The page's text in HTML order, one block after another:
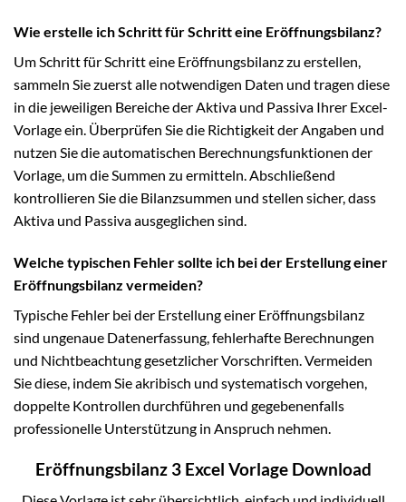
Wie erstelle ich Schritt für Schritt eine Eröffnungsbilanz?
Um Schritt für Schritt eine Eröffnungsbilanz zu erstellen,
sammeln Sie zuerst alle notwendigen Daten und tragen diese
in die jeweiligen Bereiche der Aktiva und Passiva Ihrer Excel-
Vorlage ein. Überprüfen Sie die Richtigkeit der Angaben und
nutzen Sie die automatischen Berechnungsfunktionen der
Vorlage, um die Summen zu ermitteln. Abschließend
kontrollieren Sie die Bilanzsummen und stellen sicher, dass
Aktiva und Passiva ausgeglichen sind.
Welche typischen Fehler sollte ich bei der Erstellung einer
Eröffnungsbilanz vermeiden?
Typische Fehler bei der Erstellung einer Eröffnungsbilanz
sind ungenaue Datenerfassung, fehlerhafte Berechnungen
und Nichtbeachtung gesetzlicher Vorschriften. Vermeiden
Sie diese, indem Sie akribisch und systematisch vorgehen,
doppelte Kontrollen durchführen und gegebenenfalls
professionelle Unterstützung in Anspruch nehmen.
Eröffnungsbilanz 3 Excel Vorlage Download